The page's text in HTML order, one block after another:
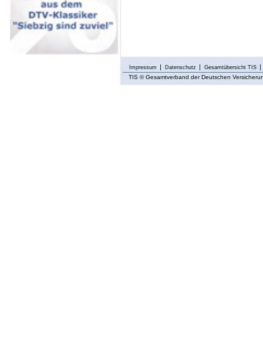
Impressum Datenschutz Gesamtübersicht TIS
TIS © Gesamtverband der Deutschen